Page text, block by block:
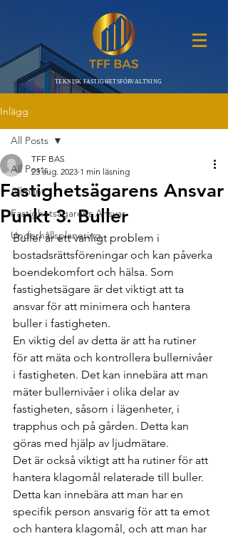
TEKNISK FASTIGHETSFÖRVALTNING
Inlägg
All Posts
Allmänt
Fastighetsägarens Ansvar
Underhållsplanering
All Posts
Fastighetsägarens Ansvar
Punkt 3. Buller
TFF BAS
23 aug. 2023 1 min läsning
Buller är ett vanligt problem i
bostadsrättsföreningar och kan påverka
boendekomfort och hälsa. Som
fastighetsägare är det viktigt att ta
ansvar för att minimera och hantera
buller i fastigheten.
En viktig del av detta är att ha rutiner
för att mäta och kontrollera bullernivåer
i fastigheten. Det kan innebära att man
mäter bullernivåer i olika delar av
fastigheten, såsom i lägenheter, i
trapphus och på gården. Detta kan
göras med hjälp av ljudmätare.
Det är också viktigt att ha rutiner för att
hantera klagomål relaterade till buller.
Detta kan innebära att man har en
specifik person ansvarig för att ta emot
och hantera klagomål, och att man har